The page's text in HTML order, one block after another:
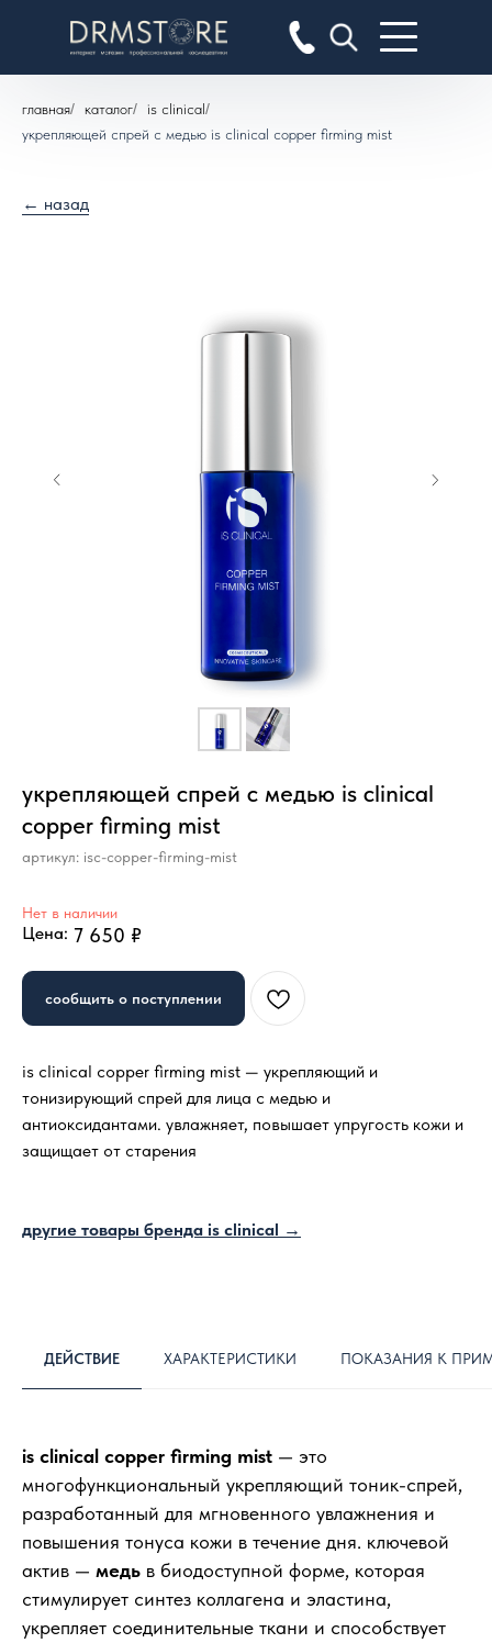
главная/ каталог/ is clinical/
укрепляющей спрей с медью is clinical copper firming mist
← назад
укрепляющей спрей с медью is clinical
copper firming mist
артикул: isc-copper-firming-mist
Цена: 7 650 ₽
Нет в наличии
сообщить о поступлении
is clinical copper firming mist — укрепляющий и
тонизирующий спрей для лица с медью и
антиоксидантами. увлажняет, повышает упругость кожи и
защищает от старения
другие товары бренда is clinical →
ДЕЙСТВИЕ ХАРАКТЕРИСТИКИ ПОКАЗАНИЯ К
is clinical copper firming mist — это
многофункциональный укрепляющий тоник-спрей,
разработанный для мгновенного увлажнения и
повышения тонуса кожи в течение дня. ключевой
актив — медь в биодоступной форме, которая
стимулирует синтез коллагена и эластина,
укрепляет соединительные ткани и способствует